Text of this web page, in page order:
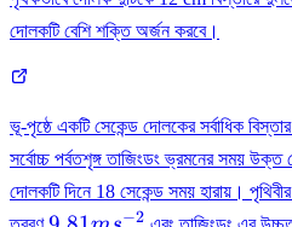
দোলকটি বেশি শক্তি অর্জন করবে।
ভূ-পৃষ্ঠে একটি সেকেন্ড দোলকের সর্বাধিক
সর্বোচ্চ পর্বতশৃঙ্গ তাজিংডং ভ্রমনের সময় উক্ত
দোলকটি দিনে 18 সেকেন্ড সময় হারায়।
9.81 −2